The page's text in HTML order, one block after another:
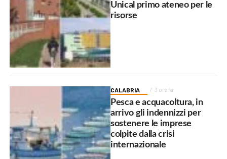
Unical primo ateneo per le
risorse
CALABRIA 3 ore fa
Pesca e acquacoltura, in
arrivo gli indennizzi per
sostenere le imprese
colpite dalla crisi
internazionale